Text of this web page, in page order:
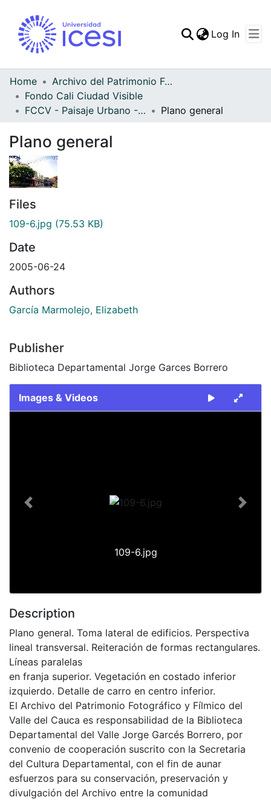
Log In
Home
Archivo del Patrimonio Fotográfico y Fílmico del Valle del Cauca
Fondo Cali Ciudad Visible
FCCV - Paisaje Urbano - Patrimonial
Plano general
Plano general
Files
109-6.jpg (75.53 KB)
Date
2005-06-24
Authors
García Marmolejo, Elizabeth
Publisher
Biblioteca Departamental Jorge Garces Borrero
Images & Videos
109-6.jpg
Previous Next
Description
Plano general. Toma lateral de edificios. Perspectiva
lineal transversal. Reiteración de formas rectangulares.
Líneas paralelas
en franja superior. Vegetación en costado inferior
izquierdo. Detalle de carro en centro inferior.
El Archivo del Patrimonio Fotográfico y Fílmico del
Valle del Cauca es responsabilidad de la Biblioteca
Departamental del Valle Jorge Garcés Borrero, por
convenio de cooperación suscrito con la Secretaria
del Cultura Departamental, con el fin de aunar
esfuerzos para su conservación, preservación y
divulgación del Archivo entre la comunidad